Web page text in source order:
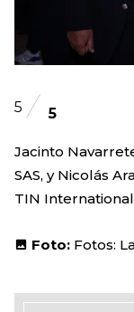
5 5
Jacinto
SAS, y Nicolás
TIN
Foto: Fotos: